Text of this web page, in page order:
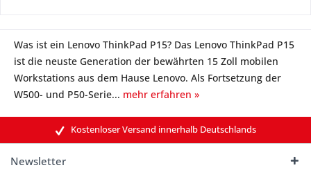
Was ist ein Lenovo ThinkPad P15? Das Lenovo ThinkPad P15
ist die neuste Generation der bewährten 15 Zoll mobilen
Workstations aus dem Hause Lenovo. Als Fortsetzung der
W500- und P50-Serie... mehr erfahren »
Kostenloser Versand innerhalb Deutschlands
Newsletter